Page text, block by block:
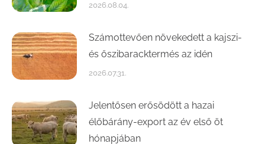
2026.08.04.
Számottevően növekedett a kajszi-
és őszibaracktermés az idén
2026.07.31.
Jelentősen erősödött a hazai
élőbárány-export az év első öt
hónapjában